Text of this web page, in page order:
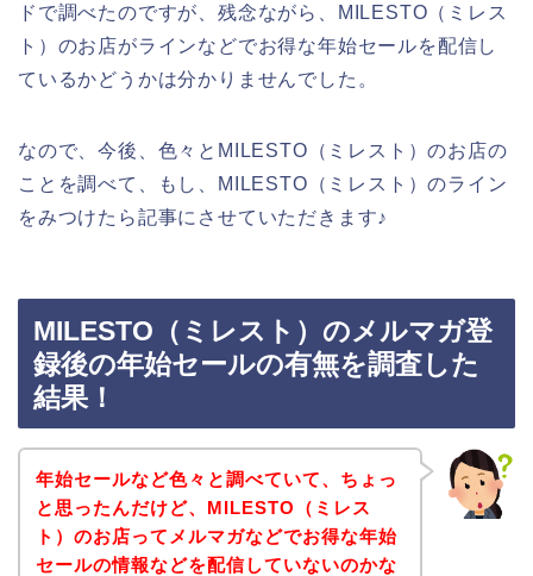
ドで調べたのですが、残念ながら、MILESTO（ミレス
ト）のお店がラインなどでお得な年始セールを配信し
ているかどうかは分かりませんでした。
なので、今後、色々とMILESTO（ミレスト）のお店の
ことを調べて、もし、MILESTO（ミレスト）のライン
をみつけたら記事にさせていただきます♪
MILESTO（ミレスト）のメルマガ登
録後の年始セールの有無を調査した
結果！
年始セールなど色々と調べていて、ちょっ
と思ったんだけど、MILESTO（ミレス
ト）のお店ってメルマガなどでお得な年始
セールの情報などを配信していないのかな